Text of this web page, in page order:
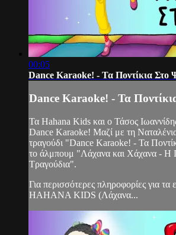
00:05
Dance Karaoke! - Τα Ποντίκια Στο
Dance Karaoke! - Τα
Τα Hahana Kids και ο Τάσος
Dance Karaoke! Μαζί με τη
τραγούδι "Dance Karaoke! - Τα
το άλμπουμ "Λάχανα και Χάχανα - Η
Τραγούδια".
Για περισσότερες πληροφορίες για τα
HAHANA KIDS (Λάχανα...